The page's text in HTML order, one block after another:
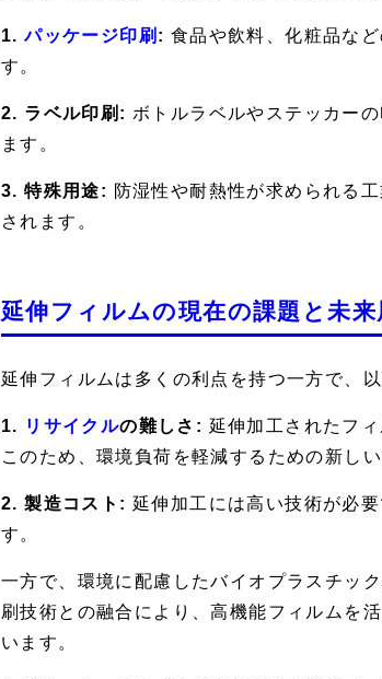
1.パッケージ印刷 : 食品や飲料、化粧品な
す。
2. ラベル印刷: ボトルラベルやステッカー
ます。
3. 特殊用途: 防湿性や耐熱性が求められる
されます。
延伸フィルムの現在の課題と未来
延伸フィルムは多くの利点を持つ一方で、
1. リサイクルの難しさ: 延伸加工されたフ
このため、環境負荷を軽減するための新し
2. 製造コスト: 延伸加工には高い技術が必
す。
一方で、環境に配慮したバイオプラスチッ
刷技術との融合により、高機能フィルムを
います。